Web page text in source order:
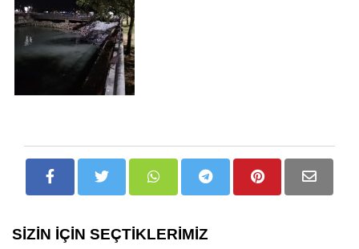
SİZİN İÇİN SEÇTİKLERİMİZ